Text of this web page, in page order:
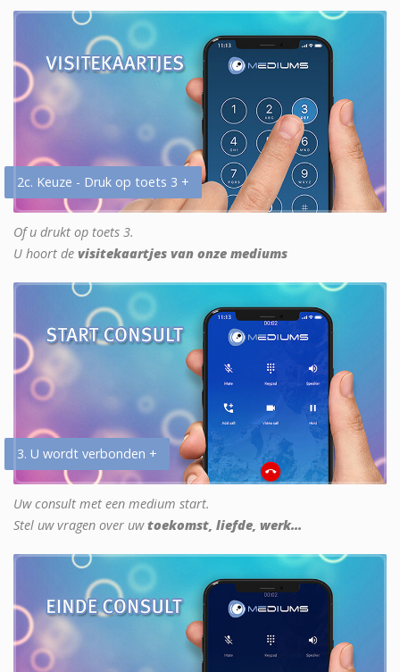
2c. Keuze - Druk op toets 3 +
Of u drukt op toets 3.
U hoort de visitekaartjes van onze mediums
3. U wordt verbonden +
Uw consult met een medium start.
Stel uw vragen over uwtoekomst, liefde, werk...